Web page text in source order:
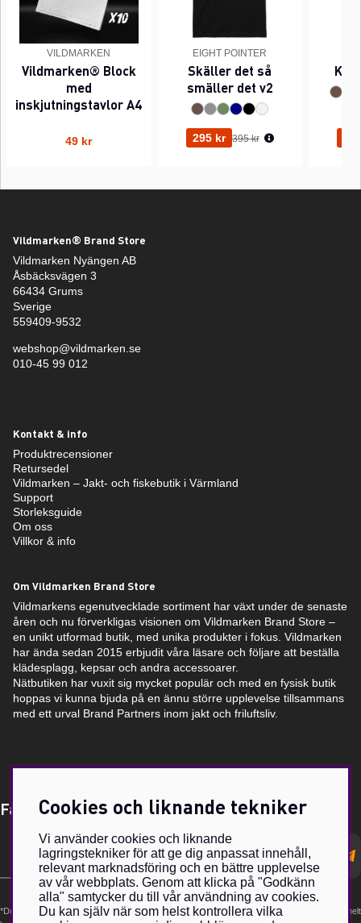
VILDMARKEN
Vildmarken® Block
med
inskjutningstavlor A4
49 kr
EIGHT POINTER
Skäller det så
smäller det v2
295 kr Ordinarie pris:
395 kr
Vildmarken® Brand Store
Vildmarken Nyängen AB
Åsbäcksvägen 3
66434 Grums
Sverige
559409-9532
webshop@vildmarken.se
010-45 99 012
Kontakt & info
Produktrecensioner
Retursedel
Vildmarken – Jakt- och fiskebutik i Värmland
Support
Storleksguide
Om oss
Villkor & info
Om Vildmarken Brand Store
Vildmarkens egenutvecklade sortiment har växt under de senaste
åren och nu förverkligas visionen om Vildmarken Brand Store –
en unikt utformad butik, med unika produkter i fokus. Vildmarken
har ända sedan 2015 erbjudit våra läsare och följare att beställa
klädesplagg, kepsar och andra accessoarer.
Nätbutiken har vuxit sig mycket populär och med en fysisk butik
hoppas vi kunna bjuda på en ännu större upplevelse tillsammans
med ett urval Brand Partners inom jakt och friluftsliv.
Få Magasin Vildmarken direkt till din e-post!*
postadress
*Du kan även få erbjudanden och nyheter från samarbetspartners. Din prenumeration är helt
Cookies och liknande tekniker
Vi använder cookies och liknande
lagringstekniker för att ge dig anpassat innehåll,
relevant marknadsföring och en bättre upplevelse
av vår webbplats. Genom att klicka på "Godkänn
alla" samtycker du till vår användning av cookies.
Du kan själv när som helst kontrollera vilka